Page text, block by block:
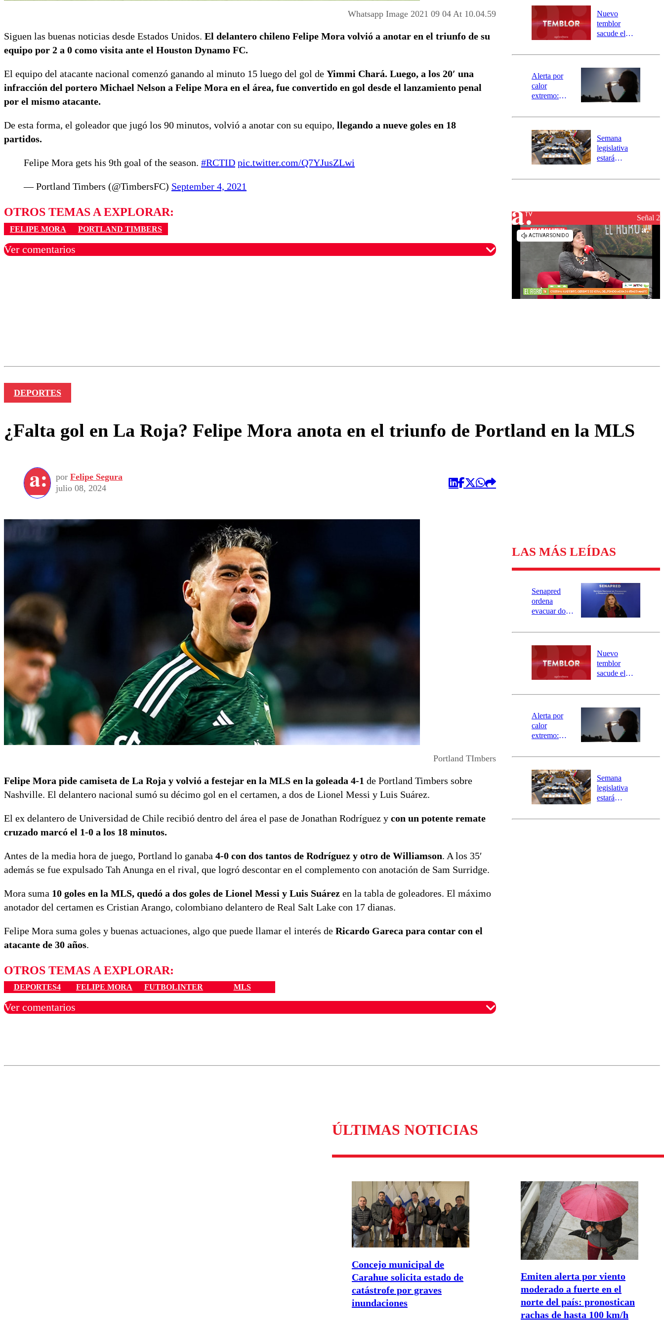
Whatsapp Image 2021 09 04 At 10.04.59
Siguen las buenas noticias desde Estados Unidos. El delantero chileno Felipe Mora volvió a anotar en el triunfo de su
equipo por 2 a 0 como visita ante el Houston Dynamo FC.
El equipo del atacante nacional comenzó ganando al minuto 15 luego del gol de Yimmi Chará. Luego, a los 20′ una
infracción del portero Michael Nelson a Felipe Mora en el área, fue convertido en gol desde el lanzamiento penal
por el mismo atacante.
De esta forma, el goleador que jugó los 90 minutos, volvió a anotar con su equipo, llegando a nueve goles en 18
partidos.
Felipe Mora gets his 9th goal of the season. #RCTID pic.twitter.com/Q7YJusZLwi
— Portland Timbers (@TimbersFC) September 4, 2021
OTROS TEMAS A EXPLORAR:
FELIPE MORA PORTLAND TIMBERS
Ver comentarios
río Damas:
activa
mensajería
SAE
Nuevo
temblor
sacude el
revisa la
epicentro
Alerta por
calor
extremo:
activa Alerta
Preventiva en
tres comunas
Semana
legislativa
estará
el fin de la
reconstrucciónSeñal 2
DEPORTES
¿Falta gol en La Roja? Felipe Mora anota en el triunfo de Portland en la MLS
por Felipe Segura
julio 08, 2024
Portland TImbers
Felipe Mora pide camiseta de La Roja y volvió a festejar en la MLS en la goleada 4-1 de Portland Timbers sobre
Nashville. El delantero nacional sumó su décimo gol en el certamen, a dos de Lionel Messi y Luis Suárez.
El ex delantero de Universidad de Chile recibió dentro del área el pase de Jonathan Rodríguez y con un potente remate
cruzado marcó el 1-0 a los 18 minutos.
Antes de la media hora de juego, Portland lo ganaba 4-0 con dos tantos de Rodríguez y otro de Williamson. A los 35′
además se fue expulsado Tah Anunga en el rival, que logró descontar en el complemento con anotación de Sam Surridge.
Mora suma 10 goles en la MLS, quedó a dos goles de Lionel Messi y Luis Suárez en la tabla de goleadores. El máximo
anotador del certamen es Cristian Arango, colombiano delantero de Real Salt Lake con 17 dianas.
Felipe Mora suma goles y buenas actuaciones, algo que puede llamar el interés de Ricardo Gareca para contar con el
atacante de 30 años.
OTROS TEMAS A EXPLORAR:
DEPORTES4 FELIPE MORA FUTBOLINTER MLS
Ver comentarios
LAS MÁS LEÍDAS
Senapred
ordena
evacuar dos
Carahue por
río Damas:
activa
mensajería
SAE
Nuevo
temblor
sacude el
revisa la
epicentro
Alerta por
calor
extremo:
activa Alerta
Preventiva en
tres comunas
Semana
legislativa
estará
el fin de la
ÚLTIMAS NOTICIAS
Concejo municipal de
Carahue solicita estado de
catástrofe por graves
inundaciones
Emiten alerta por viento
moderado a fuerte en el
norte del país: pronostican
rachas de hasta 100 km/h